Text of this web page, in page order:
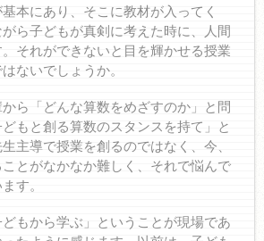
本にあり、そこに教材が入ってく
ら子どもが真剣に考えた時に、人間
それができないと目を輝かせる授業
ないでしょうか。
ら「どんな算数をめざすのか」と問
もと創る算数のスタンスを持て」と
主導で授業を創るのではなく、今、
とがなかなか難しく、それで悩んで
す。
もから学ぶ」ということが現場であ